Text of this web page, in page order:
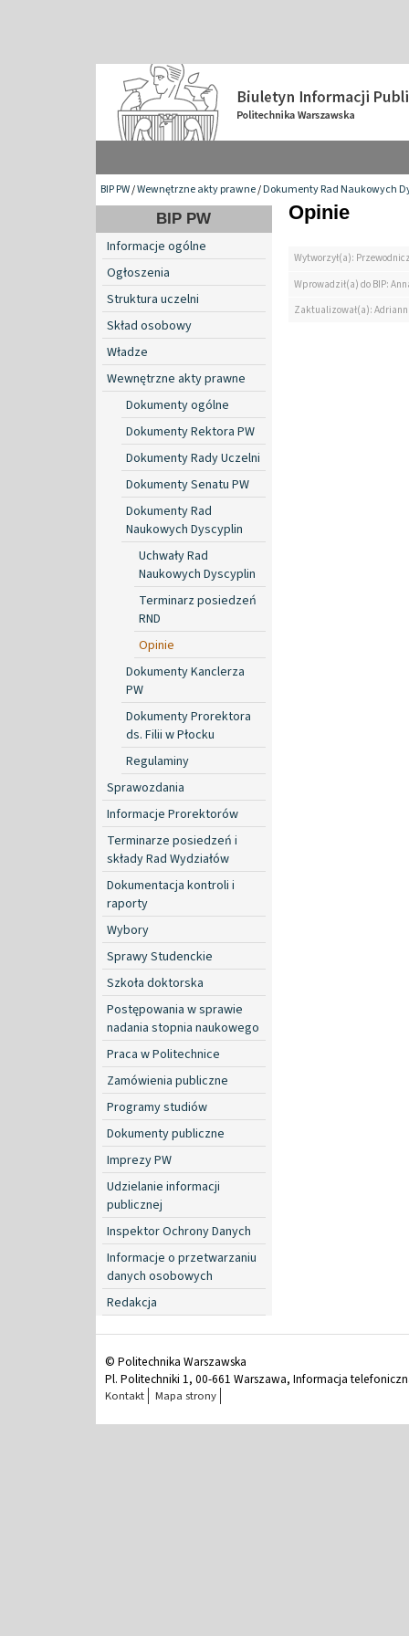
BIP PW/Wewnętrzne akty prawne/Dokumenty Rad Naukowych
BIP PW
Informacje ogólne
Ogłoszenia
Struktura uczelni
Skład osobowy
Władze
Wewnętrzne akty prawne
Dokumenty ogólne
Dokumenty Rektora PW
Dokumenty Rady Uczelni
Dokumenty Senatu PW
Dokumenty Rad
Naukowych Dyscyplin
Uchwały Rad
Naukowych Dyscyplin
Terminarz posiedzeń
RND
Opinie
Dokumenty Kanclerza
PW
Dokumenty Prorektora
ds. Filii w Płocku
Regulaminy
Sprawozdania
Informacje Prorektorów
Terminarze posiedzeń i
składy Rad Wydziałów
Dokumentacja kontroli i
raporty
Wybory
Sprawy Studenckie
Szkoła doktorska
Postępowania w sprawie
nadania stopnia naukowego
Praca w Politechnice
Zamówienia publiczne
Programy studiów
Dokumenty publiczne
Imprezy PW
Udzielanie informacji
publicznej
Inspektor Ochrony Danych
Informacje o przetwarzaniu
danych osobowych
Redakcja
Opinie
Wytworzył(a):
Wprowadził(a) do BIP:
Zaktualizował(a):
© Politechnika Warszawska
Pl. Politechniki 1, 00-661 Warszawa, Informacja
Kontakt Mapa strony